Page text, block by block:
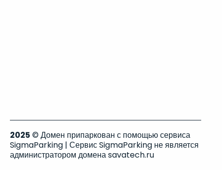
2025 © Домен припаркован с помощью сервиса
SigmaParking | Сервис SigmaParking не является
администратором домена savatech.ru